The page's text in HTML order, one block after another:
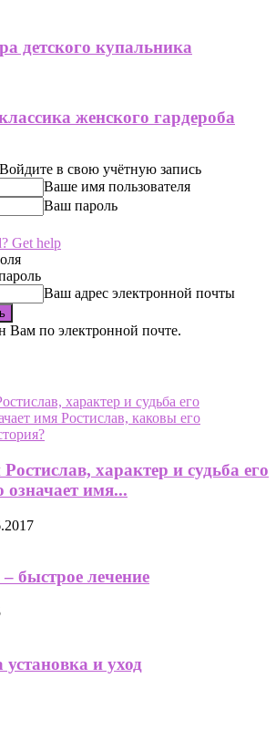
детского купальника
женского гардероба
в свою учётную запись
Ваше имя пользователя
Ваш пароль
Get help
Ваш адрес электронной почты
Вам по электронной почте.
характер и судьба его
означает имя...
быстрое лечение
и уход